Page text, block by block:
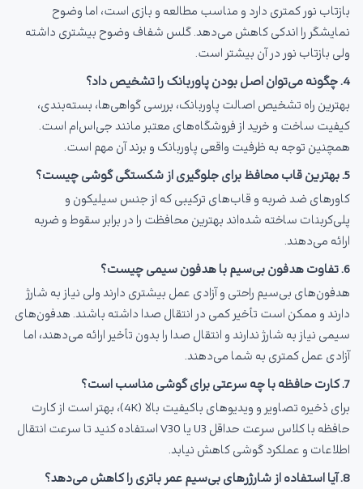
بازتاب نور کمتری دارد و مناسب مطالعه و بازی است، اما وضوح
نمایشگر را اندکی کاهش می‌دهد. گلس شفاف وضوح بیشتری داشته
ولی بازتاب نور در آن بیشتر است.
4. چگونه می‌توان اصل بودن پاوربانک را تشخیص داد؟
بهترین راه تشخیص اصالت پاوربانک، بررسی گواهی‌ها، بسته‌بندی،
کیفیت ساخت و خرید از فروشگاه‌های معتبر مانند جی‌اس‌ام است.
همچنین توجه به ظرفیت واقعی پاوربانک و برند آن مهم است.
5. بهترین قاب محافظ برای جلوگیری از شکستگی گوشی چیست؟
کاورهای ضد ضربه و قاب‌های ترکیبی که از جنس سیلیکون و
پلی‌کربنات ساخته شده‌اند بهترین محافظت را در برابر سقوط و ضربه
ارائه می‌دهند.
6. تفاوت هدفون بی‌سیم با هدفون سیمی چیست؟
هدفون‌های بی‌سیم راحتی و آزادی عمل بیشتری دارند ولی نیاز به شارژ
دارند و ممکن است تأخیر کمی در انتقال صدا داشته باشند. هدفون‌های
سیمی نیاز به شارژ ندارند و انتقال صدا را بدون تأخیر ارائه می‌دهند، اما
آزادی عمل کمتری به شما می‌دهند.
7. کارت حافظه با چه سرعتی برای گوشی مناسب است؟
برای ذخیره تصاویر و ویدیوهای باکیفیت بالا (4K)، بهتر است از کارت
حافظه با کلاس سرعت حداقل U3 یا V30 استفاده کنید تا سرعت انتقال
اطلاعات و عملکرد گوشی کاهش نیابد.
8. آیا استفاده از شارژرهای بی‌سیم عمر باتری را کاهش می‌دهد؟